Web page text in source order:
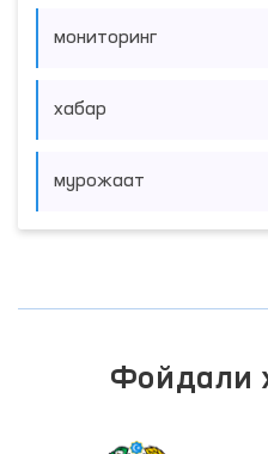
мониторинг
хабар
мурожаат
Фойдали